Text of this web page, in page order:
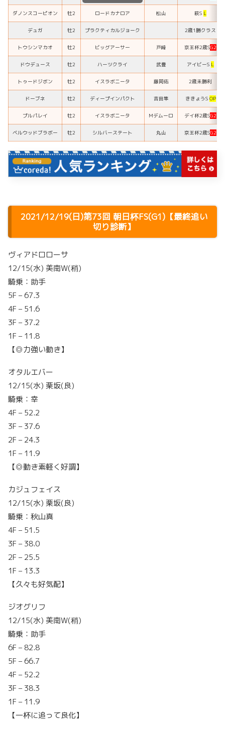
ダノンスコーピオン 牡2 ロードカナロア 松山 萩S L
デュガ 牡2 プラクティカルジョーク 2歳1勝クラス
トウシンマカオ 牡2 ビッグアーサー 戸崎 京王杯2歳SG2
ドウデュース 牡2 ハーツクライ 武豊 アイビーS L
トゥードジボン 牡2 イスラボニータ 藤岡佑 2歳未勝利
ドーブネ 牡2 ディープインパクト 吉田隼 ききょうS OP
プルパレイ 牡2 イスラボニータ Mデムーロ デイ杯2歳SG2
ベルウッドブラボー 牡2 シルバーステート 丸山 京王杯2歳SG2
2021/12/19(日)第73回 朝日杯FS(G1)【最終追い
切り診断】
ヴィアドロローサ
12/15(水) 美南W(稍)
騎乗：助手
5F – 67.3
4F – 51.6
3F – 37.2
1F – 11.8
【◎力強い動き】
オタルエバー
12/15(水) 栗坂(良)
騎乗：幸
4F – 52.2
3F – 37.6
2F – 24.3
1F – 11.9
【◎動き素軽く好調】
カジュフェイス
12/15(水) 栗坂(良)
騎乗：秋山真
4F – 51.5
3F – 38.0
2F – 25.5
1F – 13.3
【久々も好気配】
ジオグリフ
12/15(水) 美南W(稍)
騎乗：助手
6F – 82.8
5F – 66.7
4F – 52.2
3F – 38.3
1F – 11.9
【一杯に追って良化】